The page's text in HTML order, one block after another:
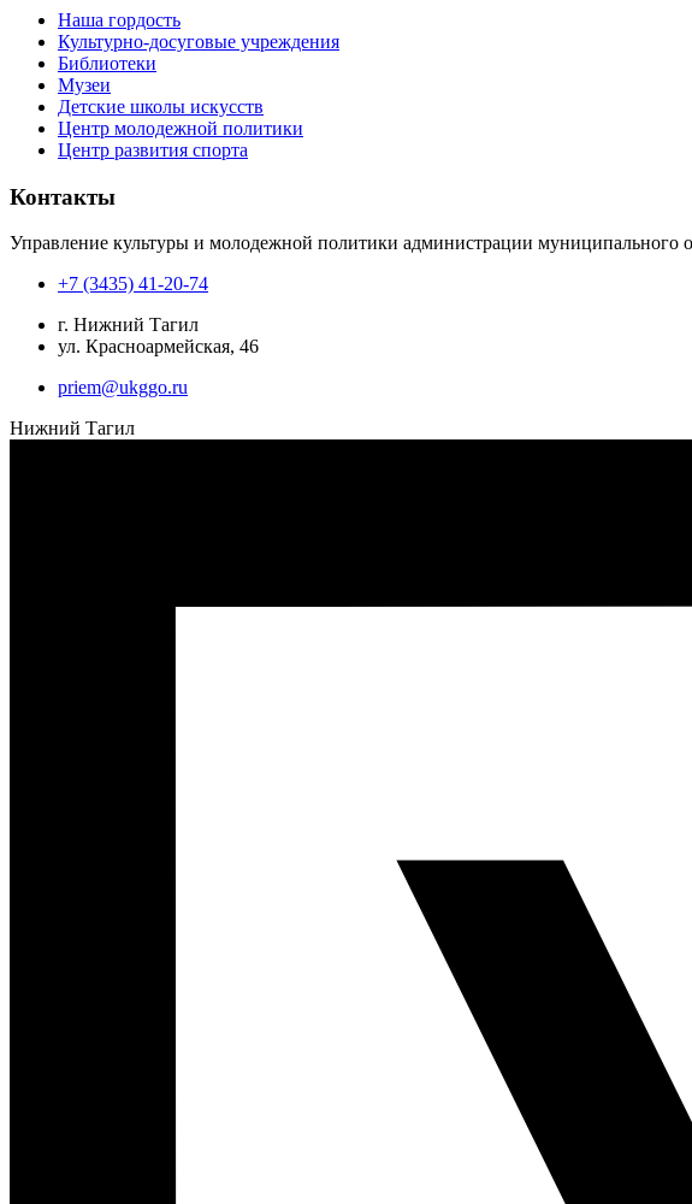
Наша гордость
Культурно-досуговые учреждения
Библиотеки
Музеи
Детские школы искусств
Центр молодежной политики
Центр развития спорта
Контакты
Управление культуры и молодежной политики администрации муниципального
+7 (3435) 41-20-74
г. Нижний Тагил
ул. Красноармейская, 46
priem@ukggo.ru
Нижний Тагил